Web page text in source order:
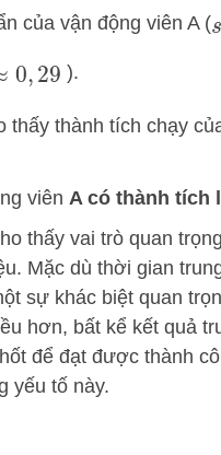
của vận động viên A (s
0 ,29 ).
thấy thành tích chạy
viên A có thành tích
thấy vai trò quan
Mặc dù thời gian
sự khác biệt quan
hơn, bất kể kết quả
để đạt được thành
yếu tố này.